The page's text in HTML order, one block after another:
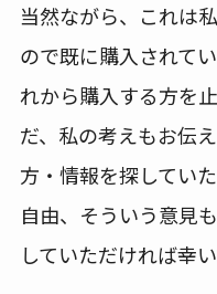
当然ながら、これは
ので既に購入されて
れから購入する方を
だ、私の考えもお伝
方・情報を探してい
自由、そういう意見
していただければ幸い